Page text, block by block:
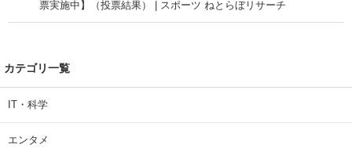
票実施中】（投票結果） | スポーツ ねとらぼリサーチ
カテゴリ一覧
IT・科学
エンタメ